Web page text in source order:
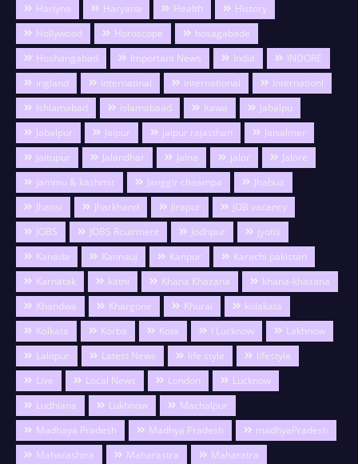
Hariyna
Haryana Health
History
Hollywood
Horoscope
hosagabade
Hoshangabad
Important News India
INDORE
ingland
Internatinal international
Internationl
Ishlamabad
islamabaad Itawa
Jabalpu
Jabalpur
Jaipur jaipur rajasthan
Jaisalmer
Jaitupur
Jalandhar Jalna jalor
Jalore
jammu & kashmir
Janggir chaampa
Jhabua
Jhansi
Jharkhand Jirapur
JOB vacancy
JOBS
JOBS Rcuirment Jodhpur
jyotis
Kanada
Kannauj Kanpur
Karachi pakistan
Karnatak
katni Khana Khazana
khana-khazana
Khandwa
Khargone Khurai
kolakata
Kolkata
Korba Kota l Lucknow
Lakhnow
Lalitpur
Latest News life style
lifestyle
Live
Local News London
Lucknow
Ludhiana
Lukhnow
Machalpur
Madhaya Pradesh
Madhya Pradesh
madhyaPradesh
Maharashtra
Maharastra
Maharatra